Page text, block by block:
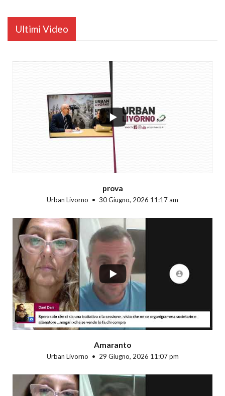
Ultimi Video
prova
Urban Livorno 30 Giugno, 2026 11:17 am
Amaranto
Urban Livorno 29 Giugno, 2026 11:07 pm